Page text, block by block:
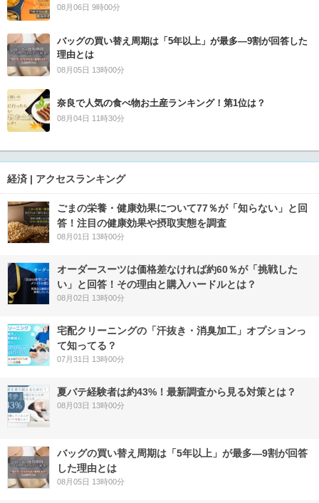
08月06日 9時00分
バッグの買い替え周期は「5年以上」が最多―9割が回答した
理由とは
08月05日 13時00分
奈良で人気の食べ物お土産ランキング！第1位は？
08月04日 11時30分
経済 | アクセスランキング
ごまの栄養・健康効果について77％が「知らない」と回
答！注目の健康効果や摂取実態を調査
08月01日 13時00分
オーダースーツは価格差なければ約60％が「挑戦した
い」と回答！その理由と購入ハードルとは？
08月02日 13時00分
宅配クリーニングの「汗抜き・消臭加工」オプションっ
て知ってる？
07月31日 13時00分
夏バテ経験者は約43%！最新調査から見る対策とは？
08月03日 13時00分
バッグの買い替え周期は「5年以上」が最多―9割が回答
した理由とは
08月05日 13時00分